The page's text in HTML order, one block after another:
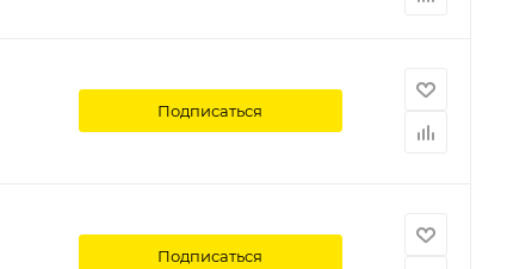
Подписаться
Подписаться